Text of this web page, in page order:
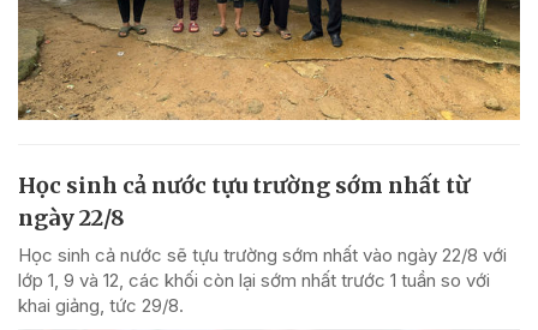
Học sinh cả nước tựu trường sớm nhất từ
ngày 22/8
Học sinh cả nước sẽ tựu trường sớm nhất vào ngày 22/8 với
lớp 1, 9 và 12, các khối còn lại sớm nhất trước 1 tuần so với
khai giảng, tức 29/8.